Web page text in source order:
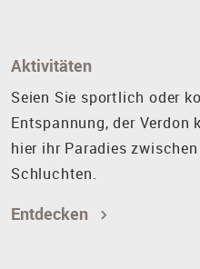
Aktivitäten
Seien Sie sportlich oder
Entspannung, der
hier ihr Paradies
Schluchten.
Entdecken